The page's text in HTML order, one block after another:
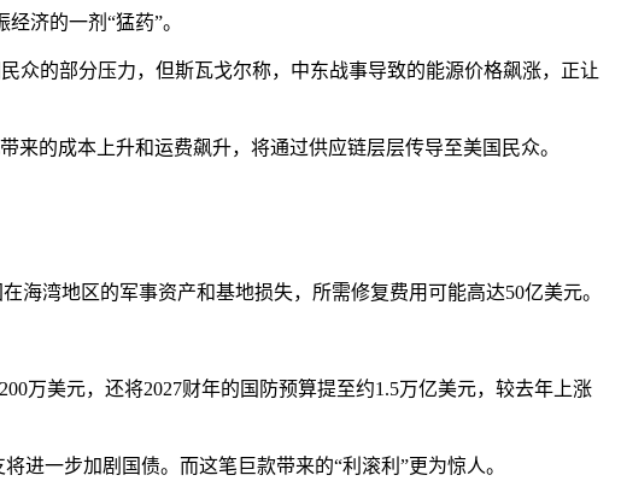
济的一剂“猛药”。
的部分压力，但斯瓦戈尔称，中东战事导致的能源价格飙涨，正让
的成本上升和运费飙升，将通过供应链层层传导至美国民众。
湾地区的军事资产和基地损失，所需修复费用可能高达50亿美元。
万美元，还将2027财年的国防预算提至约1.5万亿美元，较去年上涨
一步加剧国债。而这笔巨款带来的“利滚利”更为惊人。